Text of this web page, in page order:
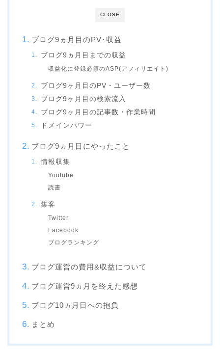
CLOSE
ブログ9ヵ月目のPV･収益
ブログ9ヵ月目までの収益
収益化に登録必須のASP(アフィリエイト)
ブログ9ヶ月目のPV・ユーザー数
ブログ9ヶ月目の検索流入
ブログ9ヶ月目の記事数・作業時間
ドメインパワー
ブログ9ヵ月目にやったこと
情報収集
Youtube
読書
集客
Twitter
Facebook
ブログランキング
ブログ運営の費用&収益について
ブログ運営9ヵ月を終えた感想
ブログ10ヵ月目への抱負
まとめ